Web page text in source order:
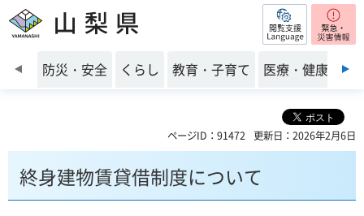
山梨県 閲覧支援
前のスライドを表示
防災・安全 くらし 教育・子育て 医療・健康・福
ページID：91472 更新日：2026年2月6日
終身建物賃貸借制度について